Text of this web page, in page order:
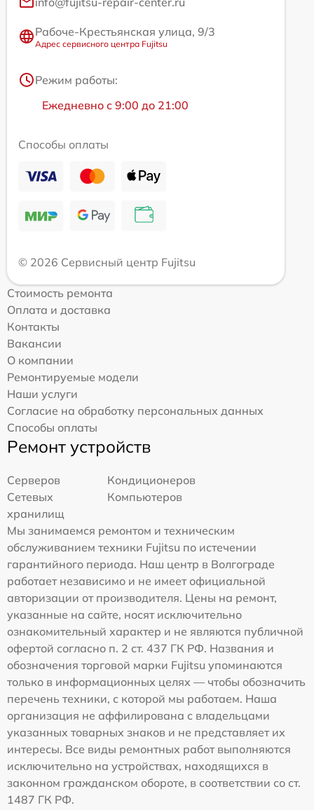
Рабоче-Крестьянская улица, 9/3
Адрес сервисного центра Fujitsu
Режим работы:
Ежедневно с 9:00 до 21:00
Способы оплаты
© 2026 Сервисный центр Fujitsu
Стоимость ремонта
Оплата и доставка
Контакты
Вакансии
О компании
Ремонтируемые модели
Наши услуги
Согласие на обработку персональных данных
Способы оплаты
Ремонт устройств
Серверов
Кондиционеров
Сетевых
хранилищ
Компьютеров
Мы занимаемся ремонтом и техническим
обслуживанием техники Fujitsu по истечении
гарантийного периода. Наш центр в Волгограде
работает независимо и не имеет официальной
авторизации от производителя. Цены на ремонт,
указанные на сайте, носят исключительно
ознакомительный характер и не являются публичной
офертой согласно п. 2 ст. 437 ГК РФ. Названия и
обозначения торговой марки Fujitsu упоминаются
только в информационных целях — чтобы обозначить
перечень техники, с которой мы работаем. Наша
организация не аффилирована с владельцами
указанных товарных знаков и не представляет их
интересы. Все виды ремонтных работ выполняются
исключительно на устройствах, находящихся в
законном гражданском обороте, в соответствии со ст.
1487 ГК РФ.